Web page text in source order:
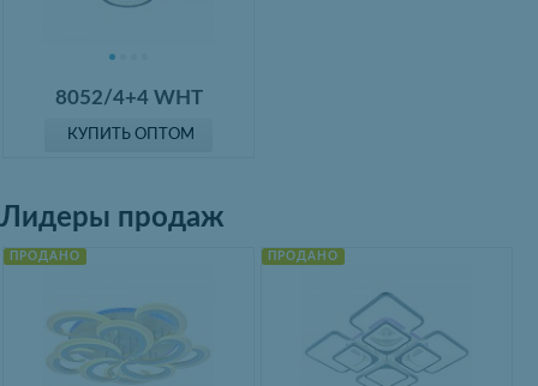
8052/4+4 WHT
КУПИТЬ ОПТОМ
Лидеры продаж
ПРОДАНО ПРОДАНО